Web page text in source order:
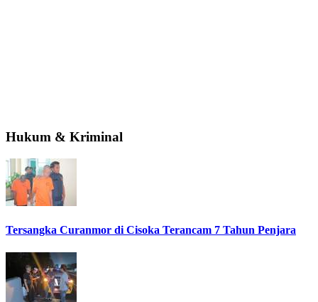
Hukum & Kriminal
Tersangka Curanmor di Cisoka Terancam 7 Tahun Penjara